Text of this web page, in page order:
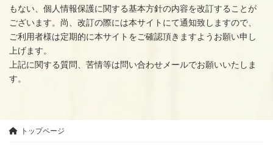
もない、個人情報保護に関する基本方針の内容を改訂することが
ございます。尚、改訂の際には本サイトにて通知致しますので、
ご利用者様は定期的に本サイトをご確認頂きますようお願い申し
上げます。
上記に関する質問、苦情等は問い合わせメールでお願いいたしま
す。
トップページ